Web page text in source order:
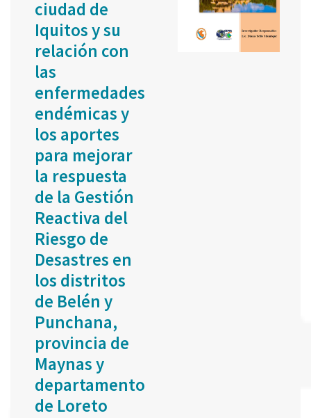
ciudad de
Iquitos y su
relación con
las
enfermedades
endémicas y
los aportes
para mejorar
la respuesta
de la Gestión
Reactiva del
Riesgo de
Desastres en
los distritos
de Belén y
Punchana,
provincia de
Maynas y
departamento
de Loreto